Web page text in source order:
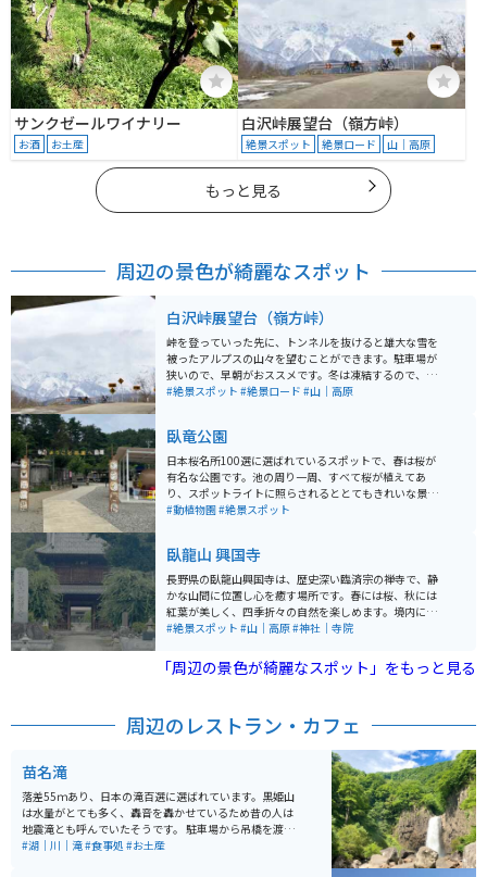
サンクゼールワイナリー
お酒 お土産
白沢峠展望台（嶺方峠）
絶景スポット 絶景ロード 山｜高原
もっと見る
周辺の景色が綺麗なスポット
白沢峠展望台（嶺方峠）
峠を登っていった先に、トンネルを抜けると雄大な雪を
被ったアルプスの山々を望むことができます。駐車場が
狭いので、早朝がおススメです。冬は凍結するので、春
か夏に行かれることをお勧めします。バイクや自転車で
#絶景スポット #絶景ロード #山｜高原
臥竜公園
日本桜名所100選に選ばれているスポットで、春は桜が
有名な公園です。池の周り一周、すべて桜が植えてあ
り、スポットライトに照らされるととてもきれいな景色
が見られます。また、動物園が隣にあり、昔有名だった
#動植物園#絶景スポット
臥龍山 興国寺
長野県の臥龍山興国寺は、歴史深い臨済宗の禅寺で、静
かな山間に位置し心を癒す場所です。春には桜、秋には
紅葉が美しく、四季折々の自然を楽しめます。境内には
国重要文化財の本堂や鐘楼があり、歴史好きや写真愛好
道がツーリングに適しており、爽快な走行が楽しめま
す。駐車場も完備されているため安心です。近隣には温
ておすすめします。
#絶景スポット #山｜高原#神社｜寺院
「周辺の景色が綺麗なスポット」をもっと見る
周辺のレストラン・カフェ
苗名滝
落差55ｍあり、日本の滝百選に選ばれています。黒姫山
は水量がとても多く、轟音を轟かせているため昔の人は
地震滝とも呼んでいたそうです。 駐車場から吊橋を渡り
徒歩で約15分程です。雪解けの季節5月～8月は水量が多
#湖｜川｜滝#食事処 #お土産